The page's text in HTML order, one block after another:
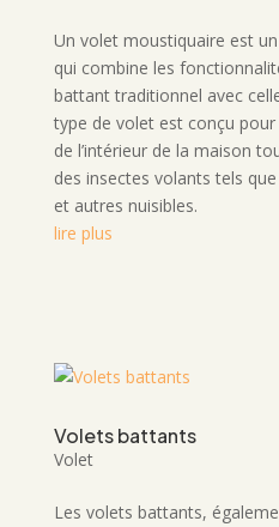
Un volet moustiquaire est
qui combine les
battant traditionnel avec
type de volet est conçu
de l’intérieur de la maison
des insectes volants tels
et autres nuisibles.
lire plus
Volets battants
Volet
Les volets battants,